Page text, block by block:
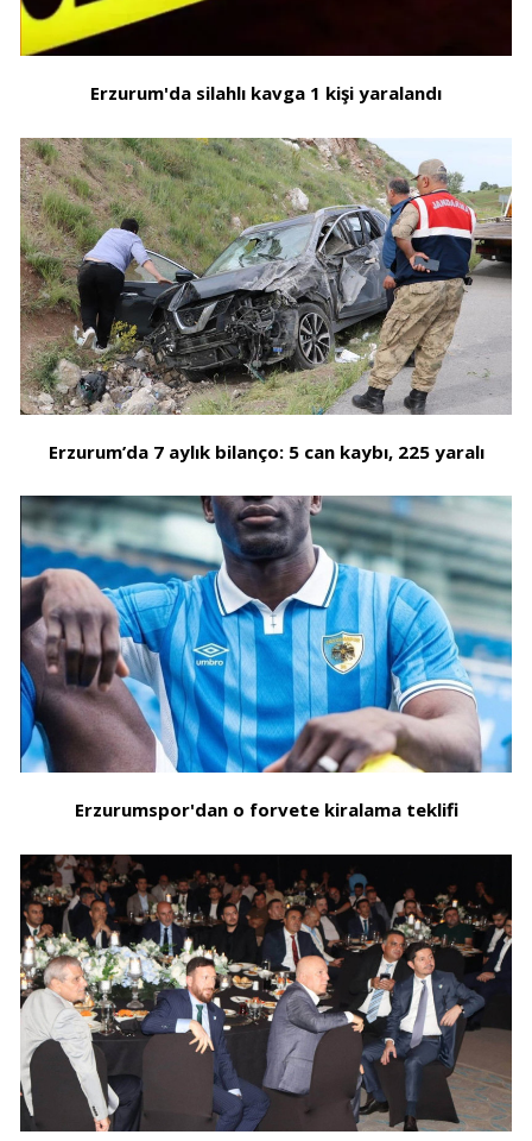
Erzurum'da silahlı kavga 1 kişi yaralandı
Erzurum’da 7 aylık bilanço: 5 can kaybı, 225 yaralı
Erzurumspor'dan o forvete kiralama teklifi